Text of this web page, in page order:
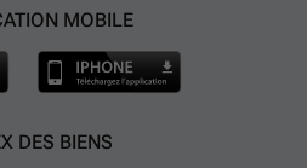
MOBILE
DES BIENS